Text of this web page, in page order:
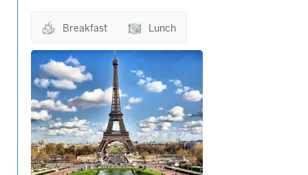
Breakfast Lunch